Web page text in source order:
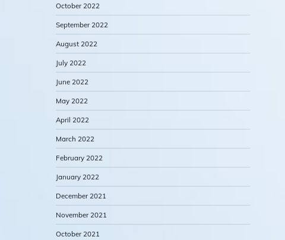
October 2022
September 2022
August 2022
July 2022
June 2022
May 2022
April 2022
March 2022
February 2022
January 2022
December 2021
November 2021
October 2021